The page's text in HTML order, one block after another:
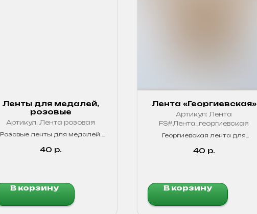
Ленты для медалей,
розовые
Артикул: Лента розовая
Розовые ленты для медалей.
40 р.
В корзину
Лента «Георгиевская»
Артикул: Лента
FS#Лента_георгиевская
Георгиевская лента для
памяти. Качественный
материал, стойкие цвета
40 р.
В корзину